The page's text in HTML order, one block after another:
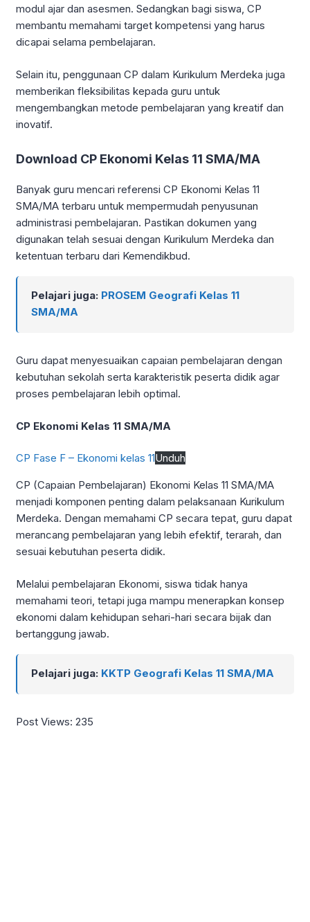
modul ajar dan asesmen. Sedangkan bagi siswa, CP
membantu memahami target kompetensi yang harus
dicapai selama pembelajaran.
Selain itu, penggunaan CP dalam Kurikulum Merdeka juga
memberikan fleksibilitas kepada guru untuk
mengembangkan metode pembelajaran yang kreatif dan
inovatif.
Download CP Ekonomi Kelas 11 SMA/MA
Banyak guru mencari referensi CP Ekonomi Kelas 11
SMA/MA terbaru untuk mempermudah penyusunan
administrasi pembelajaran. Pastikan dokumen yang
digunakan telah sesuai dengan Kurikulum Merdeka dan
ketentuan terbaru dari Kemendikbud.
Pelajari juga: PROSEM Geografi Kelas 11
SMA/MA
Guru dapat menyesuaikan capaian pembelajaran dengan
kebutuhan sekolah serta karakteristik peserta didik agar
proses pembelajaran lebih optimal.
CP Ekonomi Kelas 11 SMA/MA
CP Fase F – Ekonomi kelas 11Unduh
CP (Capaian Pembelajaran) Ekonomi Kelas 11 SMA/MA
menjadi komponen penting dalam pelaksanaan Kurikulum
Merdeka. Dengan memahami CP secara tepat, guru dapat
merancang pembelajaran yang lebih efektif, terarah, dan
sesuai kebutuhan peserta didik.
Melalui pembelajaran Ekonomi, siswa tidak hanya
memahami teori, tetapi juga mampu menerapkan konsep
ekonomi dalam kehidupan sehari-hari secara bijak dan
bertanggung jawab.
Pelajari juga: KKTP Geografi Kelas 11 SMA/MA
Post Views: 235